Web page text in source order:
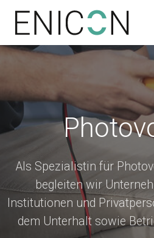
Als Spezialistin für
begleiten wir
Institutionen und
dem Unterhalt sowie